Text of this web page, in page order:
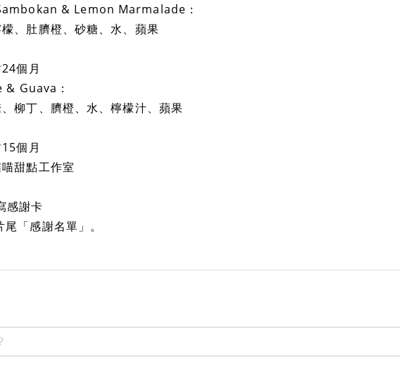
& Lemon Marmalade：
、肚臍橙、砂糖、水、蘋果
個月
Guava：
柳丁、臍橙、水、檸檬汁、蘋果
個月
甜點工作室
感謝卡
「感謝名單」。